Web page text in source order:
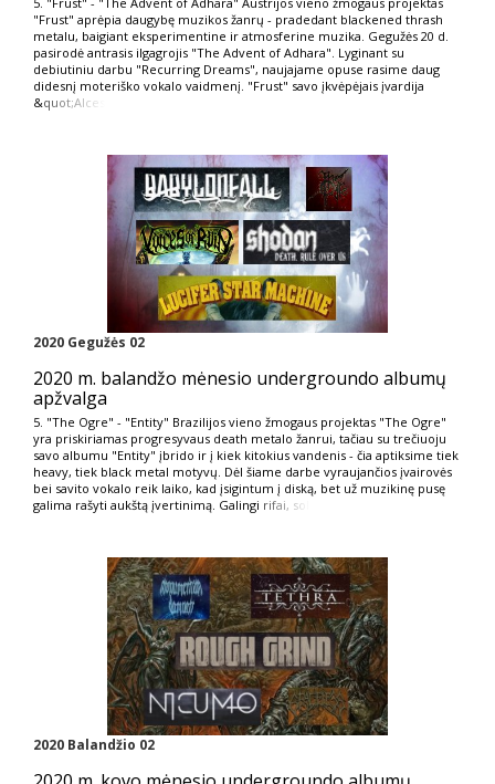
"Frust" aprėpia daugybę muzikos žanrų - pradedant blackened thrash
metalu, baigiant eksperimentine ir atmosferine muzika. Gegužės 20 d.
pasirodė antrasis ilgagrojis "The Advent of Adhara". Lyginant su
debiutiniu darbu "Recurring Dreams", naujajame opuse rasime daug
didesnį moteriško vokalo vaidmenį. "Frust" savo įkvėpėjais įvardija
&quot;Alces
2020 Gegužės 02
2020 m. balandžo mėnesio undergroundo albumų
apžvalga
5. "The Ogre" - "Entity" Brazilijos vieno žmogaus projektas "The Ogre"
yra priskiriamas progresyvaus death metalo žanrui, tačiau su trečiuoju
savo albumu "Entity" įbrido ir į kiek kitokius vandenis - čia aptiksime tiek
heavy, tiek black metal motyvų. Dėl šiame darbe vyraujančios įvairovės
bei savito vokalo reik laiko, kad įsigintum į diską, bet už muzikinę pusę
galima rašyti aukštą įvertinimą. Galingi rifai, sol
2020 Balandžio 02